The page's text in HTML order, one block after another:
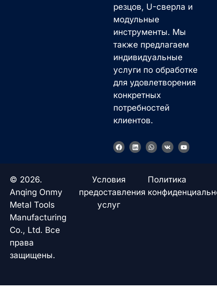
резцов, U-сверла и
модульные
инструменты. Мы
также предлагаем
индивидуальные
услуги по обработке
для удовлетворения
конкретных
потребностей
клиентов.
F
a
o
L
i
W
h
a
p
V
k
Y
o
e
© 2026.
Anqing Onmy
Metal Tools
Manufacturing
Co., Ltd. Все
права
защищены.
Условия
предоставления
услуг
Политика